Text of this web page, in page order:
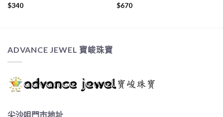
$340
$670
ADVANCE JEWEL 寶峻珠寶
尖沙咀門市地址